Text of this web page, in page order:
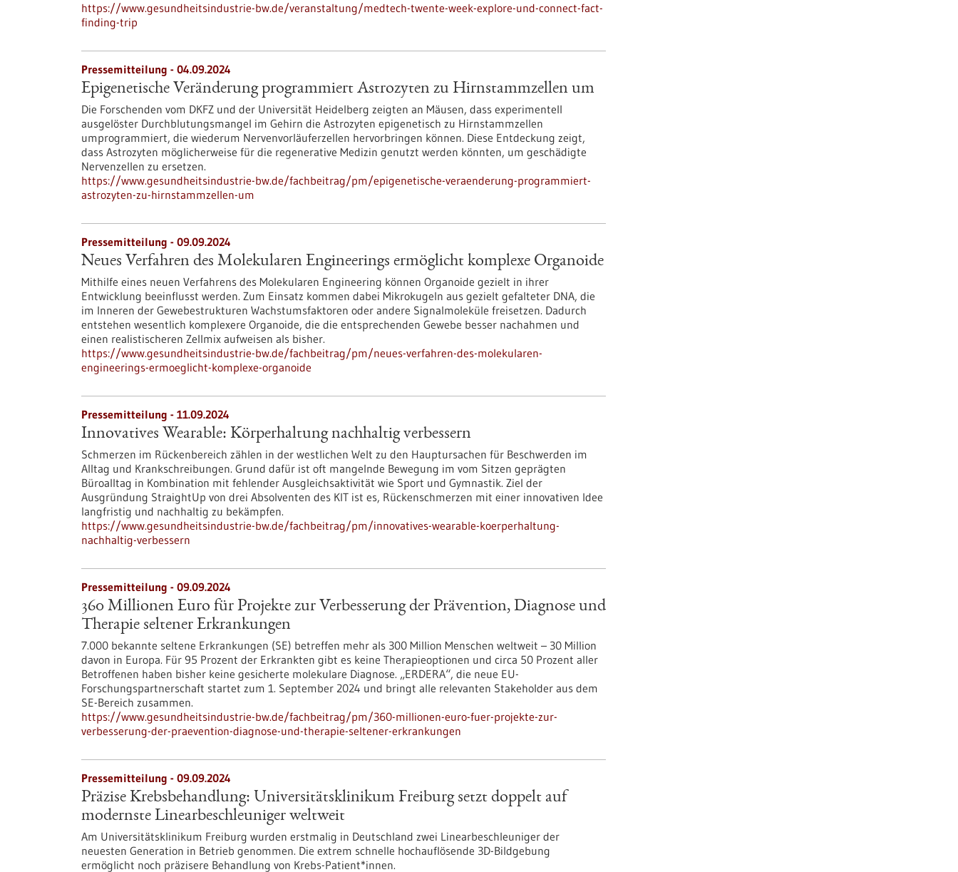
https://www.gesundheitsindustrie-bw.de/veranstaltung/medtech-twente-week-explore-und-connect-fact-
finding-trip
Pressemitteilung - 04.09.2024
Epigenetische Veränderung programmiert Astrozyten zu Hirnstammzellen um
Die Forschenden vom DKFZ und der Universität Heidelberg zeigten an Mäusen, dass experimentell
ausgelöster Durchblutungsmangel im Gehirn die Astrozyten epigenetisch zu Hirnstammzellen
umprogrammiert, die wiederum Nervenvorläuferzellen hervorbringen können. Diese Entdeckung zeigt,
dass Astrozyten möglicherweise für die regenerative Medizin genutzt werden könnten, um geschädigte
Nervenzellen zu ersetzen.
https://www.gesundheitsindustrie-bw.de/fachbeitrag/pm/epigenetische-veraenderung-programmiert-
astrozyten-zu-hirnstammzellen-um
Pressemitteilung - 09.09.2024
Neues Verfahren des Molekularen Engineerings ermöglicht komplexe Organoide
Mithilfe eines neuen Verfahrens des Molekularen Engineering können Organoide gezielt in ihrer
Entwicklung beeinflusst werden. Zum Einsatz kommen dabei Mikrokugeln aus gezielt gefalteter DNA, die
im Inneren der Gewebestrukturen Wachstumsfaktoren oder andere Signalmoleküle freisetzen. Dadurch
entstehen wesentlich komplexere Organoide, die die entsprechenden Gewebe besser nachahmen und
einen realistischeren Zellmix aufweisen als bisher.
https://www.gesundheitsindustrie-bw.de/fachbeitrag/pm/neues-verfahren-des-molekularen-
engineerings-ermoeglicht-komplexe-organoide
Pressemitteilung - 11.09.2024
Innovatives Wearable: Körperhaltung nachhaltig verbessern
Schmerzen im Rückenbereich zählen in der westlichen Welt zu den Hauptursachen für Beschwerden im
Alltag und Krankschreibungen. Grund dafür ist oft mangelnde Bewegung im vom Sitzen geprägten
Büroalltag in Kombination mit fehlender Ausgleichsaktivität wie Sport und Gymnastik. Ziel der
Ausgründung StraightUp von drei Absolventen des KIT ist es, Rückenschmerzen mit einer innovativen Idee
langfristig und nachhaltig zu bekämpfen.
https://www.gesundheitsindustrie-bw.de/fachbeitrag/pm/innovatives-wearable-koerperhaltung-
nachhaltig-verbessern
Pressemitteilung - 09.09.2024
360 Millionen Euro für Projekte zur Verbesserung der Prävention, Diagnose und
Therapie seltener Erkrankungen
7.000 bekannte seltene Erkrankungen (SE) betreffen mehr als 300 Million Menschen weltweit – 30 Million
davon in Europa. Für 95 Prozent der Erkrankten gibt es keine Therapieoptionen und circa 50 Prozent aller
Betroffenen haben bisher keine gesicherte molekulare Diagnose. „ERDERA“, die neue EU-
Forschungspartnerschaft startet zum 1. September 2024 und bringt alle relevanten Stakeholder aus dem
SE-Bereich zusammen.
https://www.gesundheitsindustrie-bw.de/fachbeitrag/pm/360-millionen-euro-fuer-projekte-zur-
verbesserung-der-praevention-diagnose-und-therapie-seltener-erkrankungen
Pressemitteilung - 09.09.2024
Präzise Krebsbehandlung: Universitätsklinikum Freiburg setzt doppelt auf
modernste Linearbeschleuniger weltweit
Am Universitätsklinikum Freiburg wurden erstmalig in Deutschland zwei Linearbeschleuniger der
neuesten Generation in Betrieb genommen. Die extrem schnelle hochauflösende 3D-Bildgebung
ermöglicht noch präzisere Behandlung von Krebs-Patient*innen.